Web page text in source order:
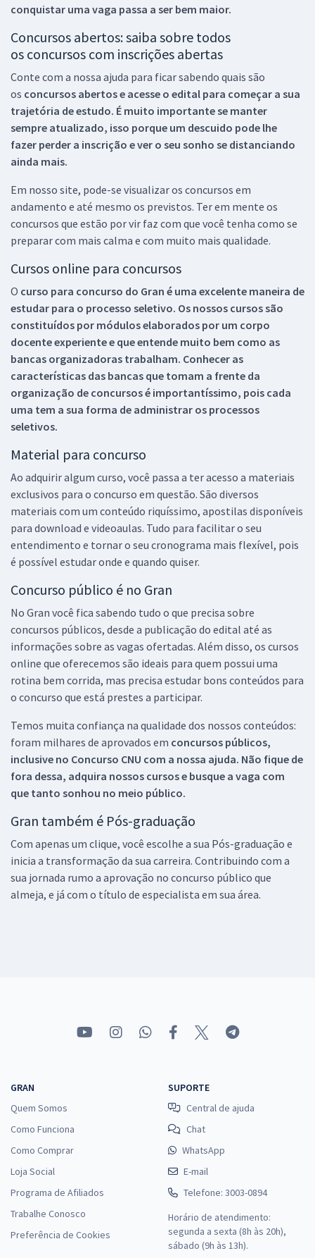
conquistar uma vaga passa a ser bem maior.
Concursos abertos: saiba sobre todos
os concursos com inscrições abertas
Conte com a nossa ajuda para ficar sabendo quais são
os concursos abertos e acesse o edital para começar a sua
trajetória de estudo. É muito importante se manter
sempre atualizado, isso porque um descuido pode lhe
fazer perder a inscrição e ver o seu sonho se distanciando
ainda mais.
Em nosso site, pode-se visualizar os concursos em
andamento e até mesmo os previstos. Ter em mente os
concursos que estão por vir faz com que você tenha como se
preparar com mais calma e com muito mais qualidade.
Cursos online para concursos
O curso para concurso do Gran é uma excelente maneira de
estudar para o processo seletivo. Os nossos cursos são
constituídos por módulos elaborados por um corpo
docente experiente e que entende muito bem como as
bancas organizadoras trabalham. Conhecer as
características das bancas que tomam a frente da
organização de concursos é importantíssimo, pois cada
uma tem a sua forma de administrar os processos
seletivos.
Material para concurso
Ao adquirir algum curso, você passa a ter acesso a materiais
exclusivos para o concurso em questão. São diversos
materiais com um conteúdo riquíssimo, apostilas disponíveis
para download e videoaulas. Tudo para facilitar o seu
entendimento e tornar o seu cronograma mais flexível, pois
é possível estudar onde e quando quiser.
Concurso público é no Gran
No Gran você fica sabendo tudo o que precisa sobre
concursos públicos, desde a publicação do edital até as
informações sobre as vagas ofertadas. Além disso, os cursos
online que oferecemos são ideais para quem possui uma
rotina bem corrida, mas precisa estudar bons conteúdos para
o concurso que está prestes a participar.
Temos muita confiança na qualidade dos nossos conteúdos:
foram milhares de aprovados em concursos públicos,
inclusive no Concurso CNU com a nossa ajuda. Não fique de
fora dessa, adquira nossos cursos e busque a vaga com
que tanto sonhou no meio público.
Gran também é Pós-graduação
Com apenas um clique, você escolhe a sua Pós-graduação e
inicia a transformação da sua carreira. Contribuindo com a
sua jornada rumo a aprovação no concurso público que
almeja, e já com o título de especialista em sua área.
GRAN
Quem Somos
Como Funciona
Como Comprar
Loja Social
Programa de Afiliados
Trabalhe Conosco
Preferência de Cookies
SUPORTE
Central de ajuda
Chat
WhatsApp
E-mail
Telefone: 3003-0894
Horário de atendimento:
segunda a sexta (8h às 20h),
sábado (9h às 13h).